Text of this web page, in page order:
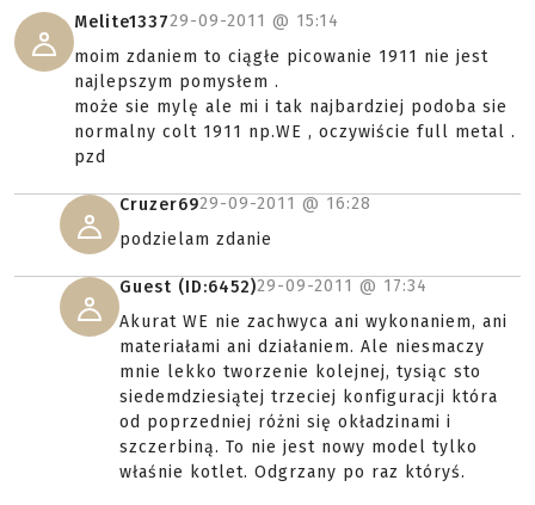
Melite133729-09-2011 @ 15:14
moim zdaniem to ciągłe picowanie 1911 nie jest
najlepszym pomysłem .
może sie mylę ale mi i tak najbardziej podoba sie
normalny colt 1911 np.WE , oczywiście full metal .
pzd
Cruzer6929-09-2011 @ 16:28
podzielam zdanie
Guest (ID:6452)29-09-2011 @ 17:34
Akurat WE nie zachwyca ani wykonaniem, ani
materiałami ani działaniem. Ale niesmaczy
mnie lekko tworzenie kolejnej, tysiąc sto
siedemdziesiątej trzeciej konfiguracji która
od poprzedniej różni się okładzinami i
szczerbiną. To nie jest nowy model tylko
właśnie kotlet. Odgrzany po raz któryś.